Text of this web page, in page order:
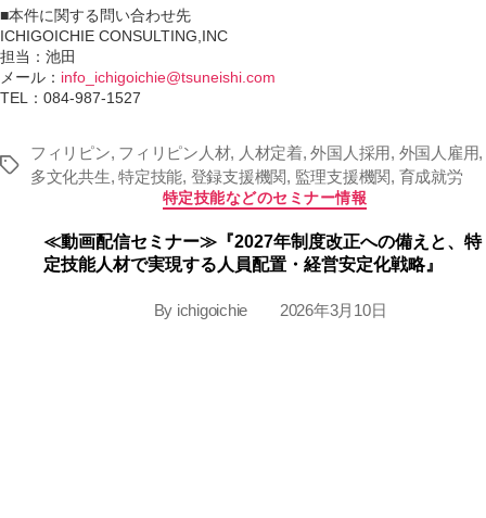
■本件に関する問い合わせ先
ICHIGOICHIE CONSULTING,INC
担当：池田
メール： info_ichigoichie@tsuneishi.com
TEL：084-987-1527
Tags
フィリピン, フィリピン人材, 人材定着,外国人採用, 外国人雇用,
多文化共生,特定技能, 登録支援機関, 監理支援機関, 育成就労
特定技能などのセミナー情報
≪動画配信セミナー≫『2027年制度改正への備えと、特
定技能人材で実現する人員配置・経営安定化戦略』
Post
By ichigoichie
Post
2026年3月10日